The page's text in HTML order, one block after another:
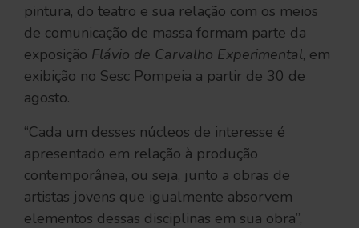
pintura, do teatro e sua relação com os meios
de comunicação de massa formam parte da
exposição Flávio de Carvalho Experimental, em
exibição no Sesc Pompeia a partir de 30 de
agosto.
“Cada um desses núcleos de interesse é
apresentado em relação à produção
contemporânea, ou seja, junto a obras de
artistas jovens que igualmente absorvem
elementos dessas disciplinas em sua obra”,